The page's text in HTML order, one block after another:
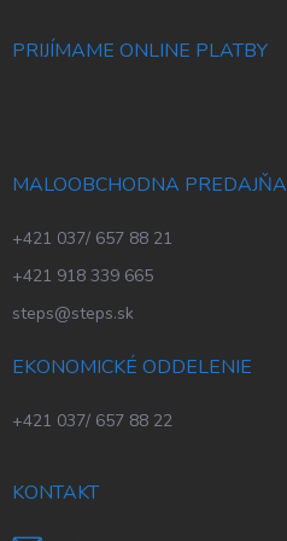
PRIJÍMAME ONLINE PLATBY
MALOOBCHODNA PREDAJŇA
+421 037/ 657 88 21
+421 918 339 665
steps@steps.sk
EKONOMICKÉ ODDELENIE
+421 037/ 657 88 22
KONTAKT